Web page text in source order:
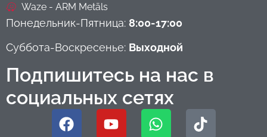
Waze - ARM Metāls
Понедельник-Пятница: 8:00-17:00
Суббота-Воскресенье: Выходной
Подпишитесь на нас в
социальных сетях